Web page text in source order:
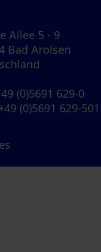
Allee 5 - 9
Bad Arolsen
(0)5691 629-0
(0)5691 629-501